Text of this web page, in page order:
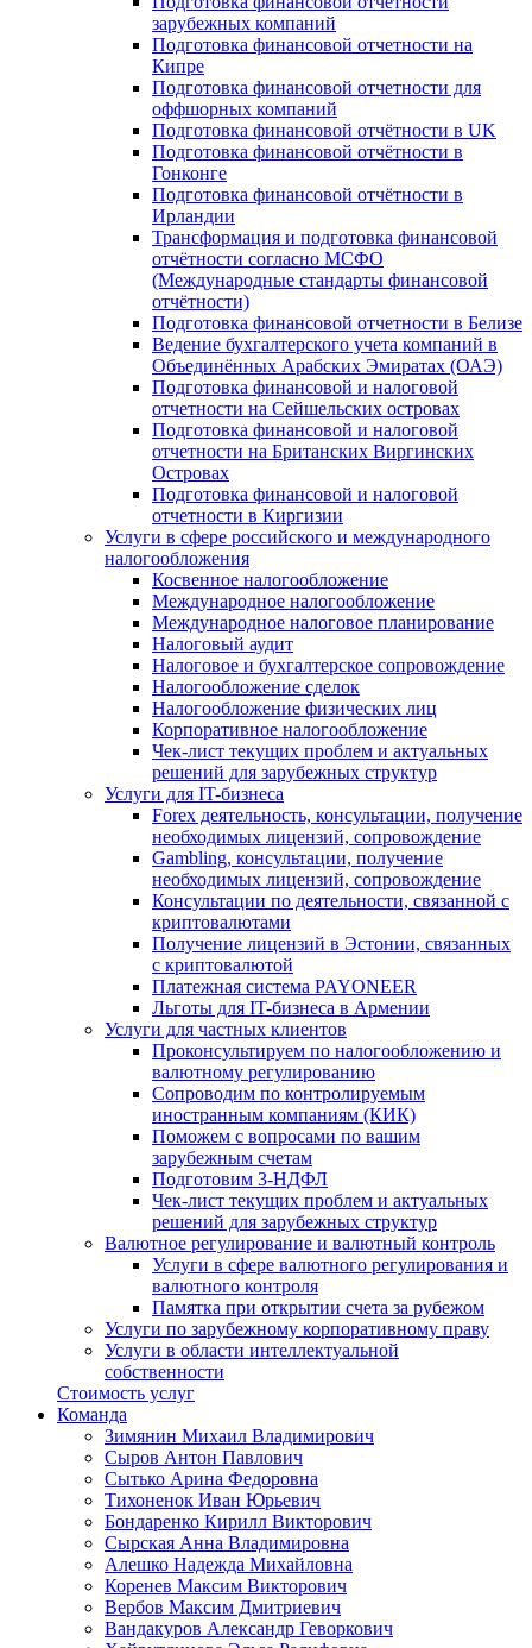
зарубежных компаний
Подготовка финансовой отчетности на
Кипре
Подготовка финансовой отчетности для
оффшорных компаний
Подготовка финансовой отчётности в UK
Подготовка финансовой отчётности в
Гонконге
Подготовка финансовой отчётности в
Ирландии
Трансформация и подготовка финансовой
отчётности согласно МСФО
(Международные стандарты финансовой
отчётности)
Подготовка финансовой отчетности в Белизе
Ведение бухгалтерского учета компаний в
Объединённых Арабских Эмиратах (ОАЭ)
Подготовка финансовой и налоговой
отчетности на Сейшельских островах
Подготовка финансовой и налоговой
отчетности на Британских Виргинских
Островах
Подготовка финансовой и налоговой
отчетности в Киргизии
Услуги в сфере российского и международного
налогообложения
Косвенное налогообложение
Международное налогообложение
Международное налоговое планирование
Налоговый аудит
Налоговое и бухгалтерское сопровождение
Налогообложение сделок
Налогообложение физических лиц
Корпоративное налогообложение
Чек-лист текущих проблем и актуальных
решений для зарубежных структур
Услуги для IT-бизнеса
Forex деятельность, консультации, получение
необходимых лицензий, сопровождение
Gambling, консультации, получение
необходимых лицензий, сопровождение
Консультации по деятельности, связанной с
криптовалютами
Получение лицензий в Эстонии, связанных
с криптовалютой
Платежная система PAYONEER
Льготы для IT-бизнеса в Армении
Услуги для частных клиентов
Проконсультируем по налогообложению и
валютному регулированию
Сопроводим по контролируемым
иностранным компаниям (КИК)
Поможем с вопросами по вашим
зарубежным счетам
Подготовим 3-НДФЛ
Чек-лист текущих проблем и актуальных
решений для зарубежных структур
Валютное регулирование и валютный контроль
Услуги в сфере валютного регулирования и
валютного контроля
Памятка при открытии счета за рубежом
Услуги по зарубежному корпоративному праву
Услуги в области интеллектуальной
собственности
Стоимость услуг
Команда
Зимянин Михаил Владимирович
Сыров Антон Павлович
Сытько Арина Федоровна
Тихоненок Иван Юрьевич
Бондаренко Кирилл Викторович
Сырская Анна Владимировна
Алешко Надежда Михайловна
Коренев Максим Викторович
Вербов Максим Дмитриевич
Вандакуров Александр Геворкович